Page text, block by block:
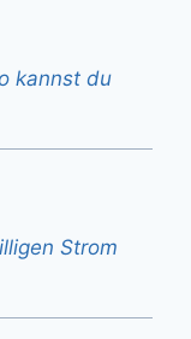
kannst du
Strom